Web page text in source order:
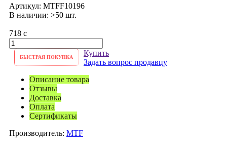
Артикул: MTFF10196
В наличии: >50 шт.
718 c
Купить
БЫСТРАЯ ПОКУПКА
Задать вопрос продавцу
Описание товара
Отзывы
Доставка
Оплата
Сертификаты
Производитель: MTF